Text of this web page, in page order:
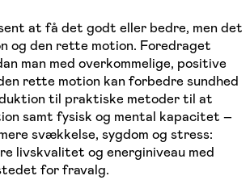
at få det godt eller bedre, men det
og den rette motion. Foredraget
man med overkommelige, positive
rette motion kan forbedre sundhed
til praktiske metoder til at
samt fysisk og mental kapacitet –
svækkelse, sygdom og stress:
livskvalitet og energiniveau med
for fravalg.